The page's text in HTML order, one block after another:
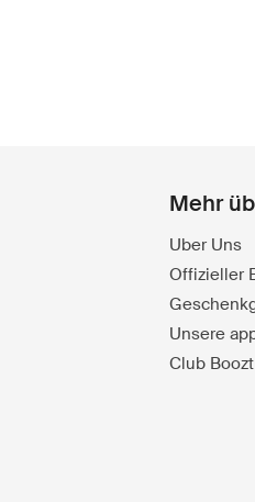
Mehr
Uber Uns
Offizieller
Unsere
Club Boozt